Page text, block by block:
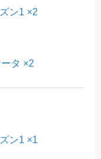
ン1 ×2
タ ×2
ン1 ×1